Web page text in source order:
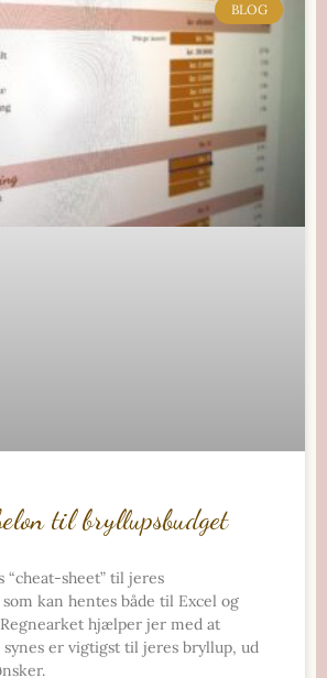
BLOG
til bryllupsbudget
“cheat-sheet” til jeres
kan hentes både til Excel og
hjælper jer med at
er vigtigst til jeres bryllup, ud